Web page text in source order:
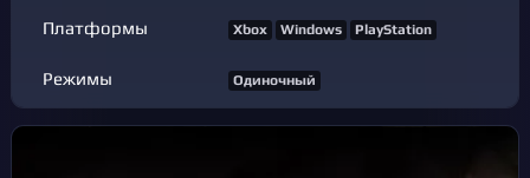
Платформы Xbox Windows PlayStation
Режимы Одиночный